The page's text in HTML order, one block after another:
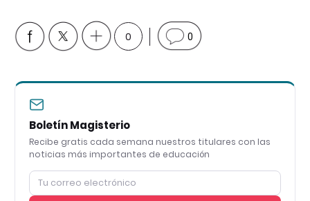
0 0
Boletín Magisterio
Recibe gratis cada semana nuestros titulares con las
noticias más importantes de educación